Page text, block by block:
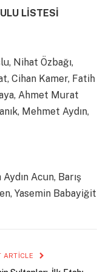
LİSTESİ
Nihat Özbağı,
Cihan Kamer, Fatih
Ahmet Murat
Mehmet Aydın,
Acun, Barış
Yasemin Babayiğit
ARTICLE